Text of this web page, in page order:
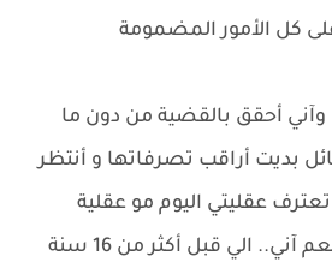
على كل الأمور المضمومة
وآني أحقق بالقضية من دون ما
بديت أراقب تصرفاتها و أنتظر
عقليتي اليوم مو عقلية
مـاجد.. السطحي إي نعم آني.. الي قبل أكثر من 16 سنة